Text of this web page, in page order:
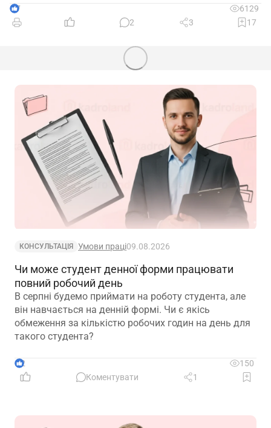
7
6129
2
3 17
КОНСУЛЬТАЦІЯ Умови праці09.08.2026
Чи може студент денної форми працювати
повний робочий день
В серпні будемо приймати на роботу студента, але
він навчається на денній формі. Чи є якісь
обмеження за кількістю робочих годин на день для
такого студента?
2
150
Коментувати
1